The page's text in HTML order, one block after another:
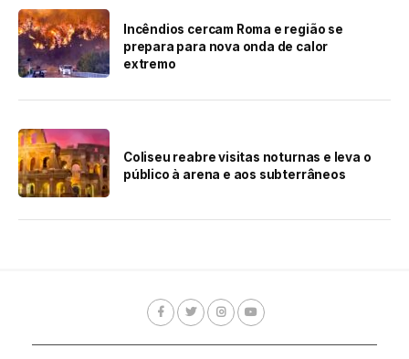
Incêndios cercam Roma e região se
prepara para nova onda de calor
extremo
Coliseu reabre visitas noturnas e leva o
público à arena e aos subterrâneos